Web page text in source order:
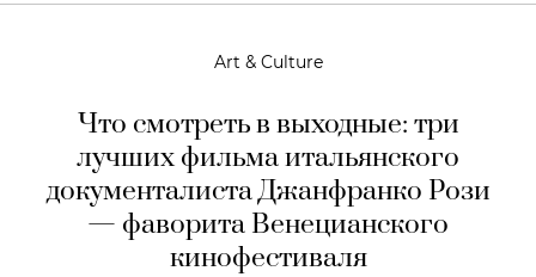
Art & Culture
Что смотреть в выходные: три
лучших фильма итальянского
документалиста Джанфранко Рози
— фаворита Венецианского
кинофестиваля